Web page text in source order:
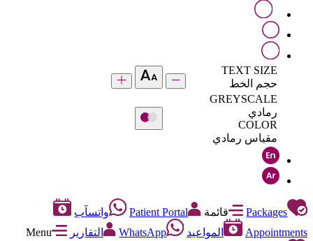
TEXT SIZE
حجم الخط
GREYSCALE
رمادي
COLOR
مقياس رمادي
Packages قائمة Patient Portal
واتسآب
Appointments
المواعيد WhatsApp التقارير
Menu